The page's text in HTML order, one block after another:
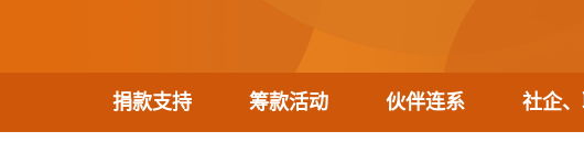
捐款支持 筹款活动 伙伴连系 社企